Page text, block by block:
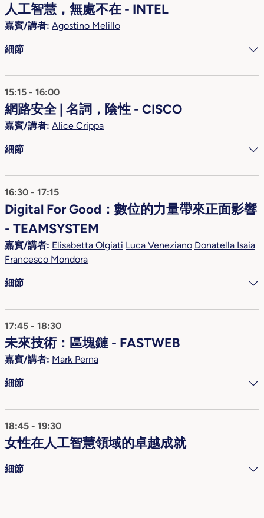
人工智慧，無處不在 - INTEL
嘉賓/講者: Agostino Melillo
細節
15:15 - 16:00
網路安全 | 名詞，陰性 - CISCO
嘉賓/講者: Alice Crippa
細節
16:30 - 17:15
Digital For Good：數位的力量帶來正面影響
- TEAMSYSTEM
嘉賓/講者: Elisabetta Olgiati Luca Veneziano Donatella Isaia
Francesco Mondora
細節
17:45 - 18:30
未來技術：區塊鏈 - FASTWEB
嘉賓/講者: Mark Perna
細節
18:45 - 19:30
女性在人工智慧領域的卓越成就
細節